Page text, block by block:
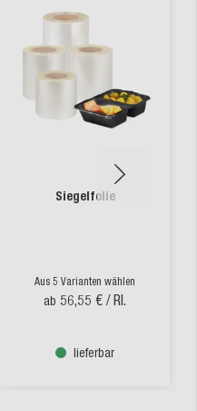
Siegelfolie
Aus 5 Varianten wählen
ab 56,55 € / Rl.
lieferbar